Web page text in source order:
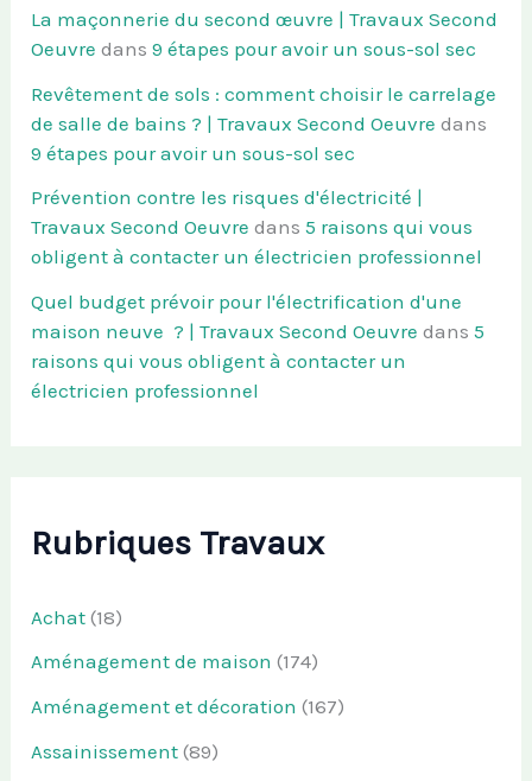
La maçonnerie du second œuvre | Travaux Second
Oeuvre dans9 étapes pour avoir un sous-sol sec
Revêtement de sols : comment choisir le carrelage
de salle de bains ? | Travaux Second Oeuvre dans
9 étapes pour avoir un sous-sol sec
Prévention contre les risques d'électricité |
Travaux Second Oeuvre dans5 raisons qui vous
obligent à contacter un électricien professionnel
Quel budget prévoir pour l'électrification d'une
maison neuve ? | Travaux Second Oeuvre dans5
raisons qui vous obligent à contacter un
électricien professionnel
Rubriques Travaux
Achat (18)
Aménagement de maison (174)
Aménagement et décoration (167)
Assainissement (89)